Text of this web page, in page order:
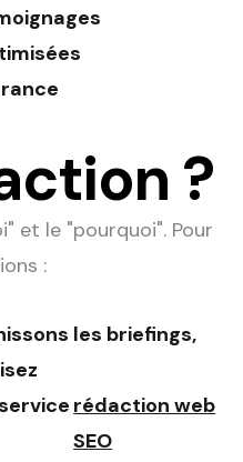
?
et le "pourquoi". Pour
:
les briefings,
rédaction web
SEO